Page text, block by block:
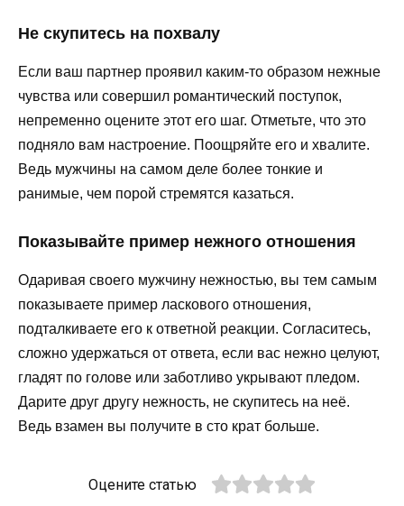
Не скупитесь на похвалу
Если ваш партнер проявил каким-то образом нежные
чувства или совершил романтический поступок,
непременно оцените этот его шаг. Отметьте, что это
подняло вам настроение. Поощряйте его и хвалите.
Ведь мужчины на самом деле более тонкие и
ранимые, чем порой стремятся казаться.
Показывайте пример нежного отношения
Одаривая своего мужчину нежностью, вы тем самым
показываете пример ласкового отношения,
подталкиваете его к ответной реакции. Согласитесь,
сложно удержаться от ответа, если вас нежно целуют,
гладят по голове или заботливо укрывают пледом.
Дарите друг другу нежность, не скупитесь на неё.
Ведь взамен вы получите в сто крат больше.
Оцените статью